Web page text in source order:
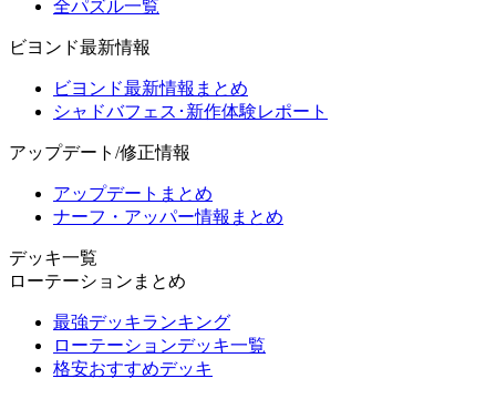
全パズル一覧
ビヨンド最新情報
ビヨンド最新情報まとめ
シャドバフェス･新作体験レポート
アップデート/修正情報
アップデートまとめ
ナーフ・アッパー情報まとめ
デッキ一覧
ローテーションまとめ
最強デッキランキング
ローテーションデッキ一覧
格安おすすめデッキ